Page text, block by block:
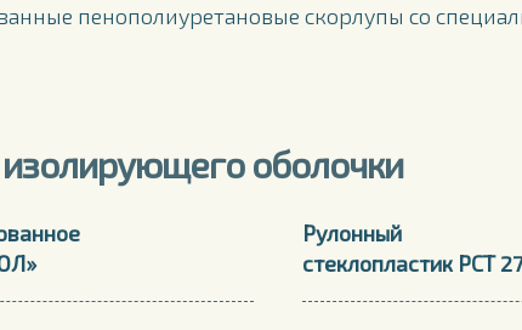
пенополиуретановые скорлупы со
оболочки
Рулонный
стеклопластик РСТ